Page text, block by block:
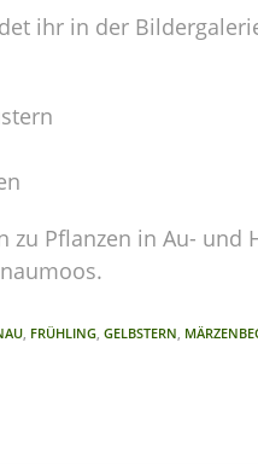
ihr in der
zu Pflanzen in Au-
, FRÜHLING, GELBSTERN,